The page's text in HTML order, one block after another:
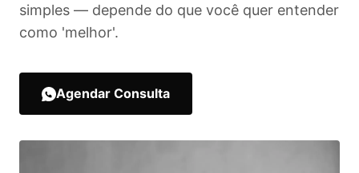
simples — depende do que você quer entender
como 'melhor'.
Agendar Consulta